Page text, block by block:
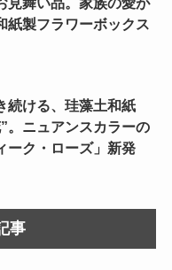
紙製フラワーボックス
続ける、珪藻土和紙
。ニュアンスカラーの
ーク・ローズ」新発
事